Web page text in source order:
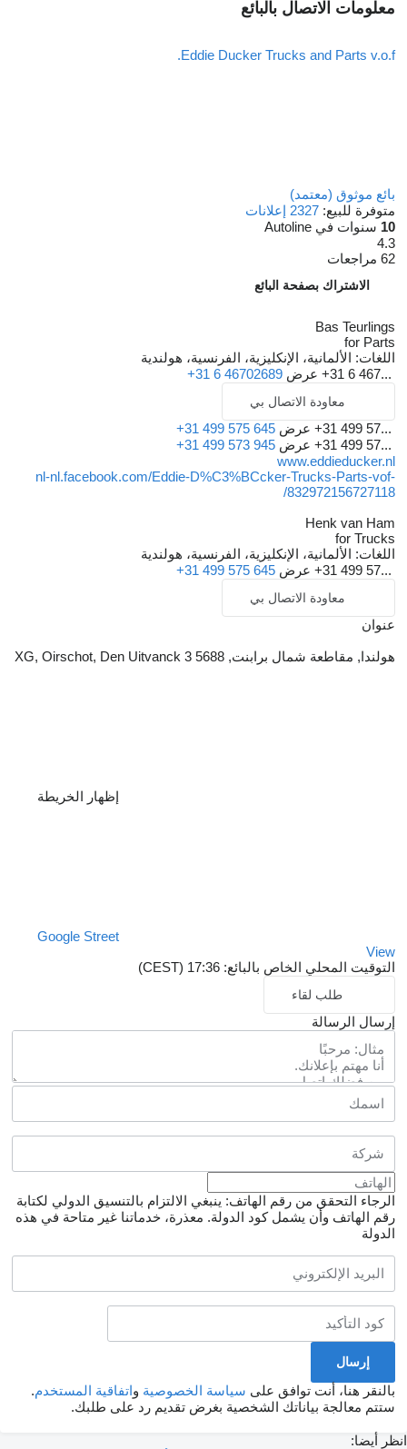
معلومات الاتصال بالبائع
Eddie Ducker Trucks and Parts v.o.f.
بائع موثوق (معتمد)
متوفرة للبيع: 2327 إعلانات
10 سنوات في Autoline
4.3
62 مراجعات
الاشتراك بصفحة البائع
Bas Teurlings
for Parts
اللغات: الألمانية، الإنكليزية، الفرنسية، هولندية
+31 6 467... عرض +31 6 46702689
معاودة الاتصال بي
+31 499 57... عرض +31 499 575 645
+31 499 57... عرض +31 499 573 945
www.eddieducker.nl
nl-nl.facebook.com/Eddie-D%C3%BCcker-Trucks-Parts-vof-
832972156727118/
Henk van Ham
for Trucks
اللغات: الألمانية، الإنكليزية، الفرنسية، هولندية
+31 499 57... عرض +31 499 575 645
معاودة الاتصال بي
عنوان
هولندا, مقاطعة شمال برابنت, 5688 XG, Oirschot, Den Uitvanck 3
إظهار الخريطة
Google Street
View
التوقيت المحلي الخاص بالبائع: 17:36 (CEST)
طلب لقاء
إرسال الرسالة
الرجاء التحقق من رقم الهاتف: ينبغي الالتزام بالتنسيق الدولي لكتابة
رقم الهاتف وأن يشمل كود الدولة. معذرة، خدماتنا غير متاحة في هذه
الدولة
بالنقر هنا، أنت توافق على سياسة الخصوصية واتفاقية المستخدم.
ستتم معالجة بياناتك الشخصية بغرض تقديم رد على طلبك.
انظر أيضا: